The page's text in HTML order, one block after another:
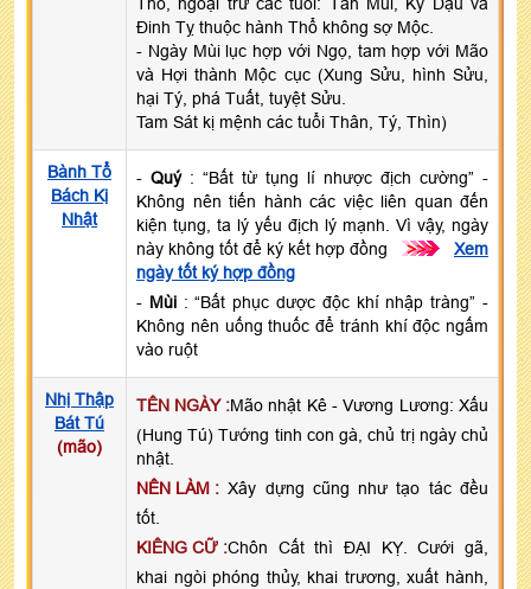
Đinh Tỵ thuộc hành Thổ không sợ Mộc.
- Ngày Mùi lục hợp với Ngọ, tam hợp với Mão
và Hợi thành Mộc cục (Xung Sửu, hình Sửu,
hại Tý, phá Tuất, tuyệt Sửu.
Tam Sát kị mệnh các tuổi Thân, Tý, Thìn)
Bành Tổ
Bách Kị
Nhật
- Quý: “Bất từ tụng lí nhược địch cường” -
Không nên tiến hành các việc liên quan đến
kiện tụng, ta lý yếu địch lý mạnh. Vì vậy, ngày
này không tốt để ký kết hợp đồng
>>>
Xem
ngày tốt ký hợp đồng
- Mùi: “Bất phục dược độc khí nhập tràng” -
Không nên uống thuốc để tránh khí độc ngấm
vào ruột
Nhị Thập
Bát Tú
(mão)
TÊN NGÀY :Mão nhật Kê - Vương Lương: Xấu
(Hung Tú) Tướng tinh con gà, chủ trị ngày chủ
nhật.
NÊN LÀM : Xây dựng cũng như tạo tác đều
tốt.
KIÊNG CỮ :Chôn Cất thì ĐẠI KỴ. Cưới gã,
khai ngòi phóng thủy, khai trương, xuất hành,